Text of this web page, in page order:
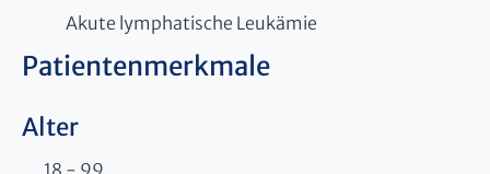
Akute lymphatische Leukämie
Patientenmerkmale
Alter
18 - 99